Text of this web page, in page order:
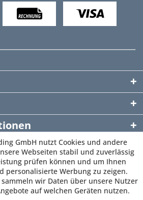
GmbH nutzt Cookies und andere
Webseiten stabil und zuverlässig
prüfen können und um Ihnen
personalisierte Werbung zu zeigen.
wir Daten über unsere Nutzer
auf welchen Geräten nutzen.